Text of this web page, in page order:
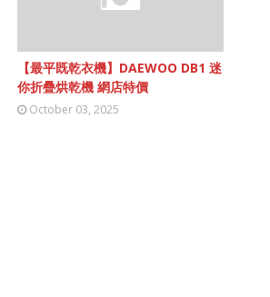
【最平既乾衣機】DAEWOO DB1 迷
你折疊烘乾機 網店特價
October 03, 2025